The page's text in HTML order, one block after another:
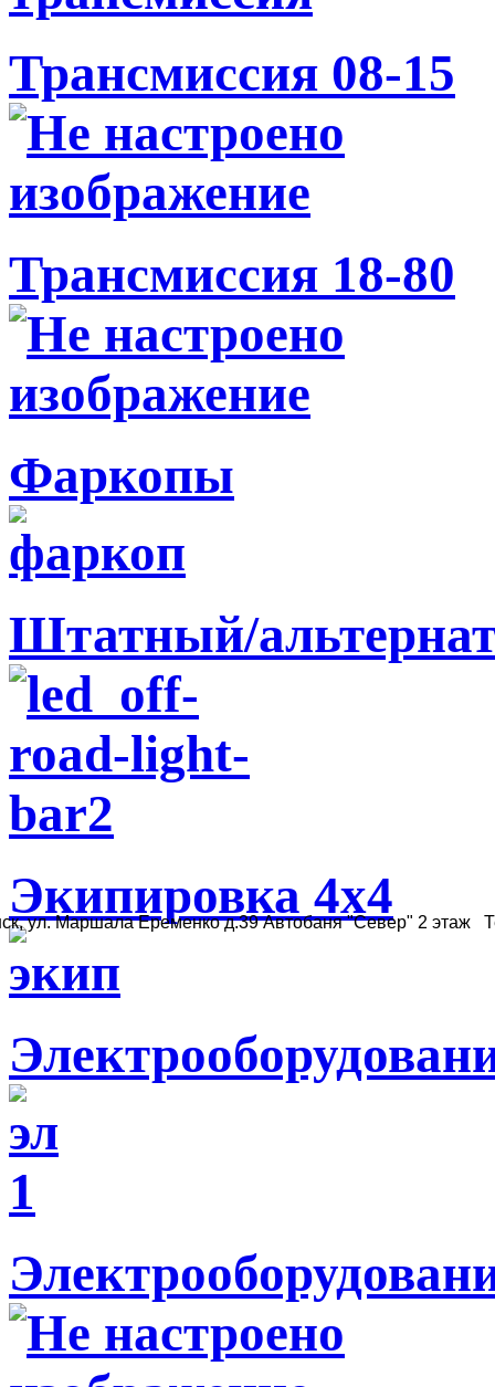
ул. Маршала Еременко д.39 Автобаня "Север" 2 этаж
Трансмиссия 08-15
Трансмиссия 18-80
Фаркопы
Штатный/
Экипировка 4х4